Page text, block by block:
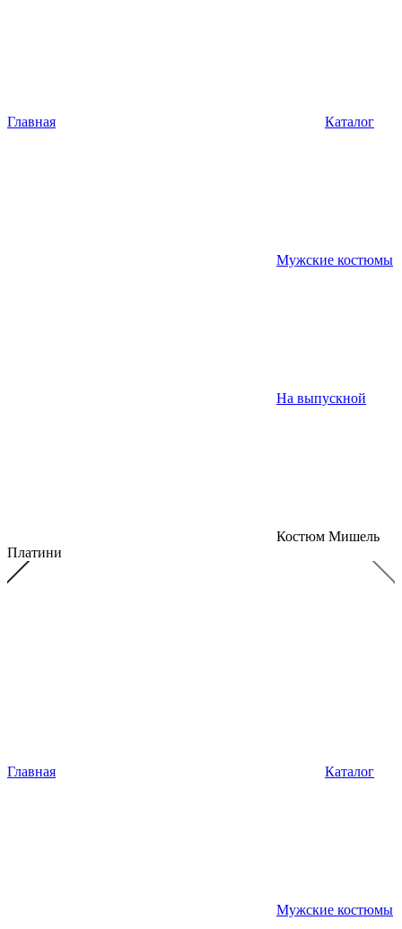
Главная Каталог
Мужские костюмы
На выпускной
Костюм Мишель
Платини
Главная Каталог
Мужские костюмы